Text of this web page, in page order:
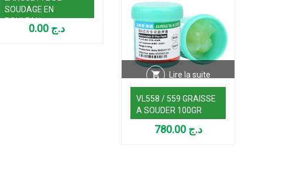
SOUDAGE EN
ROULEAU
د.ج 0.00
Lire la suite
VL558 / 559 GRAISSE
A SOUDER 100GR
د.ج 780.00